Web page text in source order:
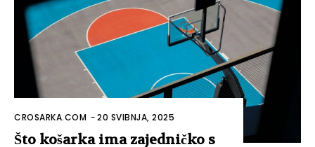
CROSARKA.COM -20 SVIBNJA, 2025
Što košarka ima zajedničko s